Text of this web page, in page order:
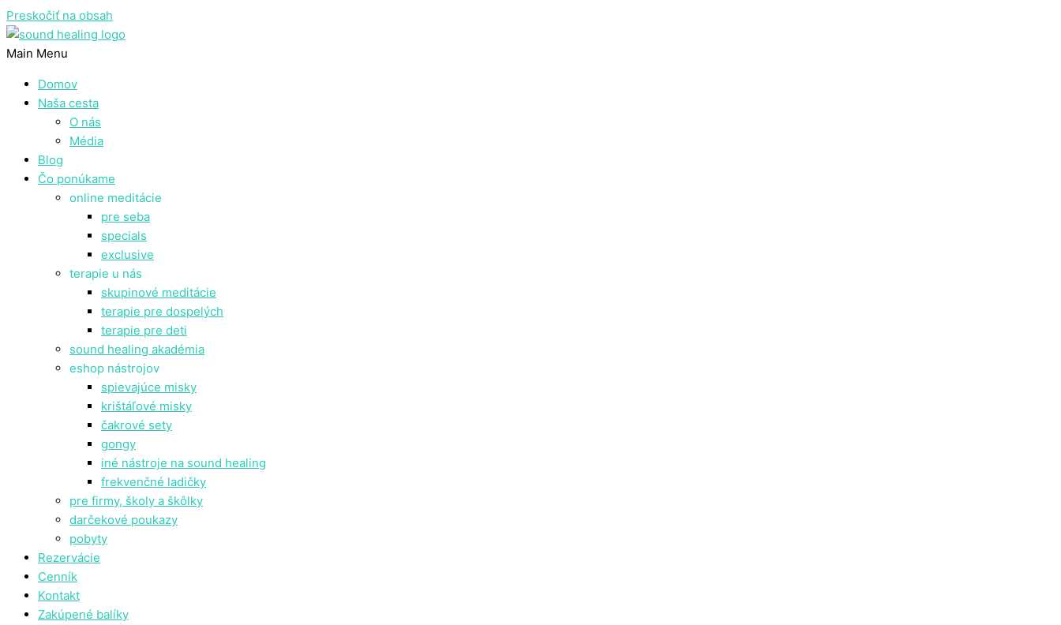
Preskočiť na obsah
Main Menu
Domov
Naša cesta
O nás
Média
Blog
Čo ponúkame
online meditácie
pre seba
specials
exclusive
terapie u nás
skupinové meditácie
terapie pre dospelých
terapie pre deti
sound healing akadémia
eshop nástrojov
spievajúce misky
krištáľové misky
čakrové sety
gongy
⁠iné nástroje na sound healing
frekvenčné ladičky
pre firmy, školy a škôlky
darčekové poukazy
pobyty
Rezervácie
Cenník
Kontakt
Zakúpené balíky